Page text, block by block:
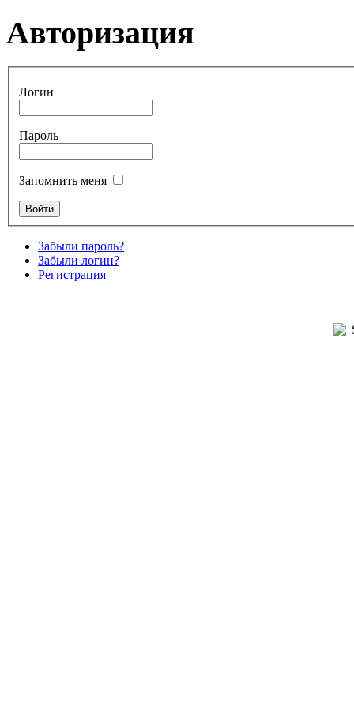
Авторизация
Логин
Пароль
Запомнить меня
Забыли пароль?
Забыли логин?
Регистрация